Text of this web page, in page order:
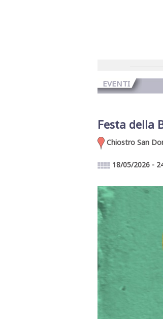
EVENTI
Festa della
Chiostro San
18/05/2026 -